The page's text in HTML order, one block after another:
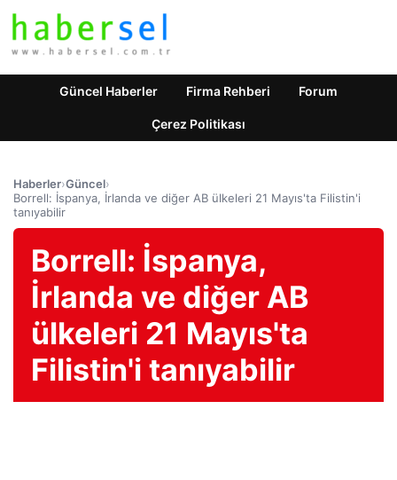
Güncel Haberler Firma Rehberi Forum
Çerez Politikası
Haberler›Güncel›
Borrell: İspanya, İrlanda ve diğer AB ülkeleri 21 Mayıs'ta Filistin'i
tanıyabilir
Borrell: İspanya,
İrlanda ve diğer AB
ülkeleri 21 Mayıs'ta
Filistin'i tanıyabilir